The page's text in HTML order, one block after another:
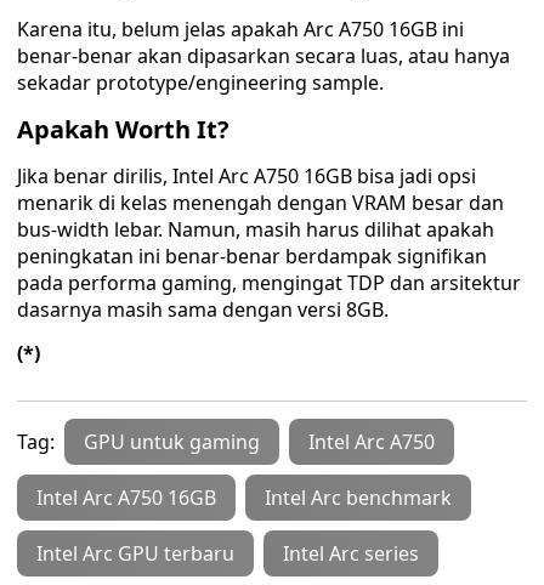
Karena itu, belum jelas apakah Arc A750 16GB ini
benar-benar akan dipasarkan secara luas, atau hanya
sekadar prototype/engineering sample.
Apakah Worth It?
Jika benar dirilis, Intel Arc A750 16GB bisa jadi opsi
menarik di kelas menengah dengan VRAM besar dan
bus-width lebar. Namun, masih harus dilihat apakah
peningkatan ini benar-benar berdampak signifikan
pada performa gaming, mengingat TDP dan arsitektur
dasarnya masih sama dengan versi 8GB.
(*)
Tag: GPU untuk gaming Intel Arc A750
Intel Arc A750 16GB Intel Arc benchmark
Intel Arc GPU terbaru Intel Arc series